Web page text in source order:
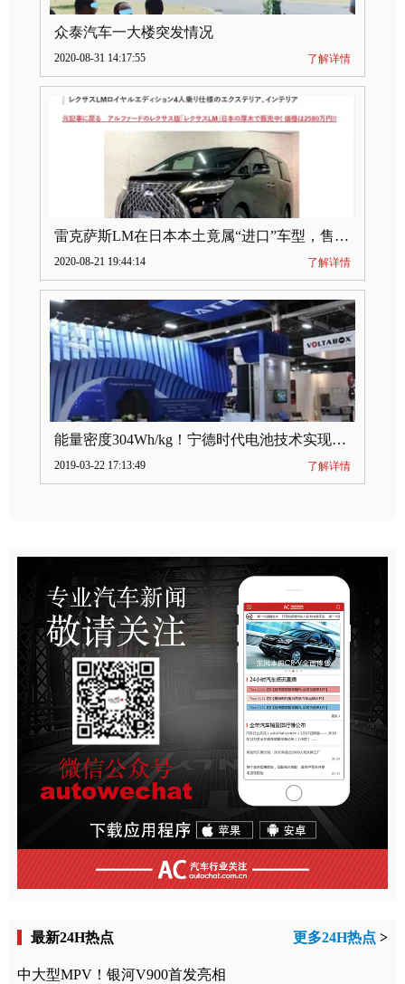
众泰汽车一大楼突发情况
2020-08-31 14:17:55 了解详情
雷克萨斯LM在日本本土竟属“进口”车型，售价2580万日元
2020-08-21 19:44:14 了解详情
能量密度304Wh/kg！宁德时代电池技术实现突破
2019-03-22 17:13:49 了解详情
最新24H热点 更多24H热点 >
中大型MPV！银河V900首发亮相